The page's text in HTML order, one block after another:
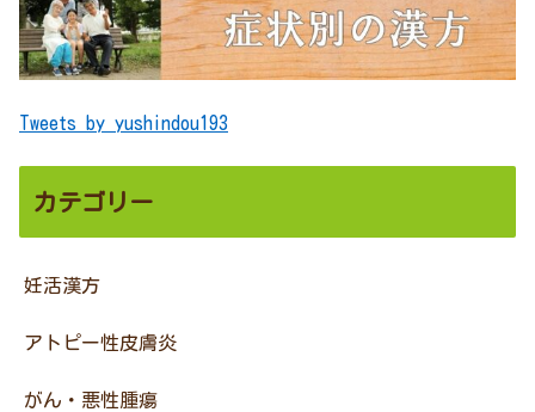
Tweets by yushindou193
カテゴリー
妊活漢方
アトピー性皮膚炎
がん・悪性腫瘍